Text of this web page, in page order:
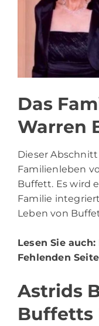
Das
Warren
Dieser
Familienleben
Buffett. Es wird
Familie
Leben von
Lesen Sie auch:
Fehlenden
Astrids
Buffetts